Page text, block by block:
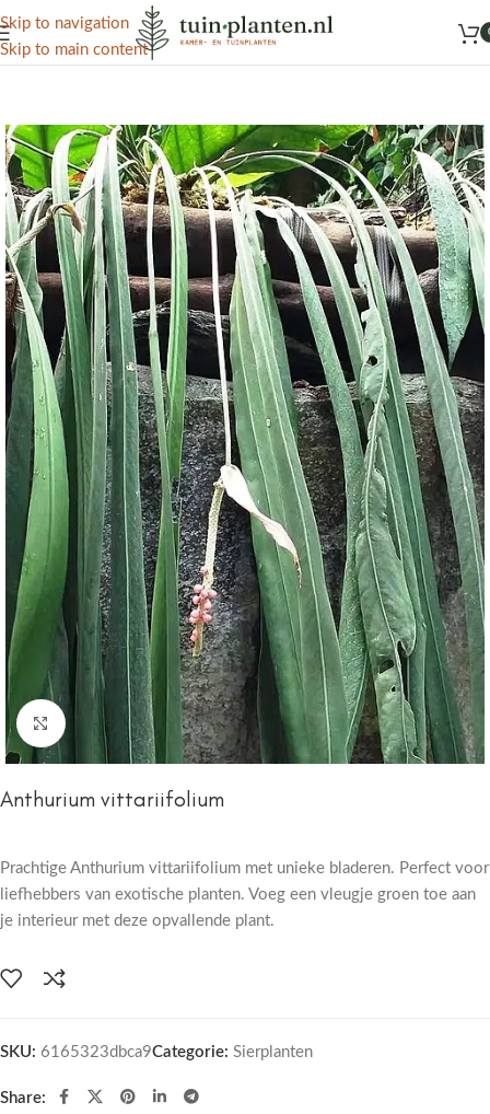
Skip to navigation
Skip to main content
Het grootste aanbod kamer- en tuinplanten
Home/ Kennisbank/Sierplanten
Click to enlarge
Anthurium vittariifolium
Prachtige Anthurium vittariifolium met unieke bladeren. Perfect voor
liefhebbers van exotische planten. Voeg een vleugje groen toe aan
je interieur met deze opvallende plant.
SKU: 6165323dbca9Categorie: Sierplanten
Share: